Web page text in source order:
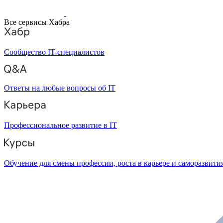
Все сервисы Хабра
Сообщество IT-специалистов
Ответы на любые вопросы об IT
Профессиональное развитие в IT
Обучение для смены профессии, роста в карьере и